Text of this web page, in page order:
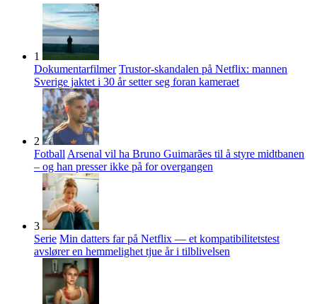
1
Dokumentarfilmer Trustor-skandalen på Netflix: mannen
Sverige jaktet i 30 år setter seg foran kameraet
2
Fotball Arsenal vil ha Bruno Guimarães til å styre midtbanen
– og han presser ikke på for overgangen
3
Serie Min datters far på Netflix — et kompatibilitetstest
avslører en hemmelighet tjue år i tilblivelsen